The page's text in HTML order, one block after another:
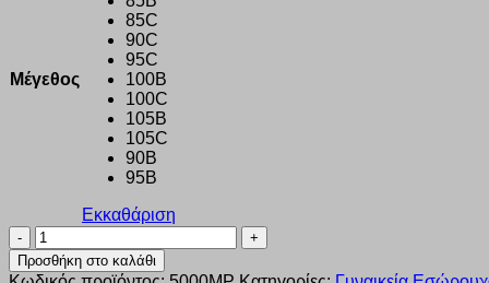
Μέγεθος
85C
90C
95C
100B
100C
105B
105C
90B
95B
Εκκαθάριση
ΣΟΥΤΙΕΝ
ΘΗΛΑΣΜΟΥ
NORDDIVA
Προσθήκη στο καλάθι